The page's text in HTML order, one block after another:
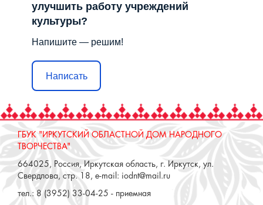
улучшить работу учреждений
культуры?
Напишите — решим!
Написать
ГБУК "ИРКУТСКИЙ ОБЛАСТНОЙ ДОМ НАРОДНОГО
ТВОРЧЕСТВА"
664025, Россия, Иркутская область, г. Иркутск, ул.
Свердлова, стр. 18, e-mail: iodnt@mail.ru
тел.: 8 (3952) 33-04-25 - приемная